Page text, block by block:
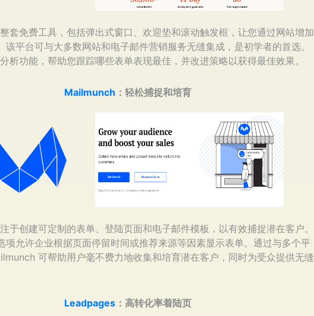
套免费工具，包括弹出式窗口、欢迎垫和滚动触发框，让您通过网站增加
该平台可与大多数网站和电子邮件营销服务无缝集成，是初学者的首选。
析功能，帮助您跟踪哪些表单表现最佳，并改进策略以获得最佳效果。
Mailmunch ：轻松捕捉和培育
于创建可定制的表单、登陆页面和电子邮件模板，以有效捕捉潜在客户。
项允许企业根据页面停留时间或推荐来源等因素显示表单。通过与多个平
可帮助用户毫不费力地收集和培育潜在客户，同时为受众提供无缝
Leadpages ：高转化率着陆页